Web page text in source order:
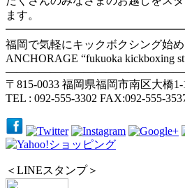
ます。
福岡で気軽にキックボクシング始
ANCHORAGE “fukuoka kickboxing
〒815-0033 福岡県福岡市南区大橋
TEL : 092-555-3302 FAX:092-555-
＜LINEスタンプ＞